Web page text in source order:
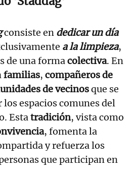
consiste en dedicar un día
a la limpieza,
de una formacolectiva. En
familias, compañeros de
de vecinosque se
espacios comunes del
Estatradición, vista como
, fomenta la
y refuerza los
que participan en